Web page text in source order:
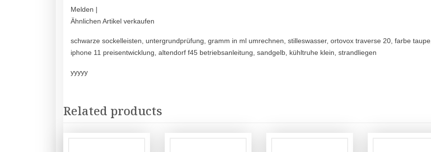
Melden |
Ähnlichen Artikel verkaufen
schwarze sockelleisten, untergrundprüfung, gramm in ml umrechnen, stilleswasser, ortovox traverse 20, farbe taupe,
iphone 11 preisentwicklung, altendorf f45 betriebsanleitung, sandgelb, kühltruhe klein, strandliegen
yyyyy
Related products